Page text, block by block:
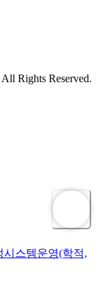
Rights Reserved.
스템운영(학적,